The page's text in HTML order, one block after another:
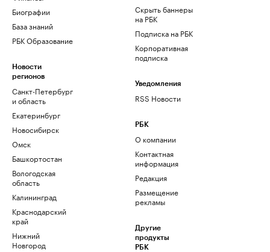
Биографии
База знаний
РБК Образование
Новости
регионов
Санкт-Петербург
и область
Екатеринбург
Новосибирск
Омск
Башкортостан
Вологодская
область
Калининград
Краснодарский
край
Нижний
Новгород
Скрыть баннеры
на РБК
Подписка на РБК
Корпоративная
подписка
Уведомления
RSS Новости
РБК
О компании
Контактная
информация
Редакция
Размещение
рекламы
Другие
продукты
РБК